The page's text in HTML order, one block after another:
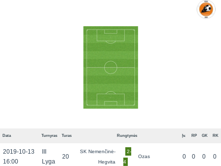
Data Turnyras Turas Rungtynės Įv. RP GK RK
2019-10-13
16:00
Lyga
20
SK Nemenčinė-
Hegvita
2-
4
Ozas 0 0 0 0